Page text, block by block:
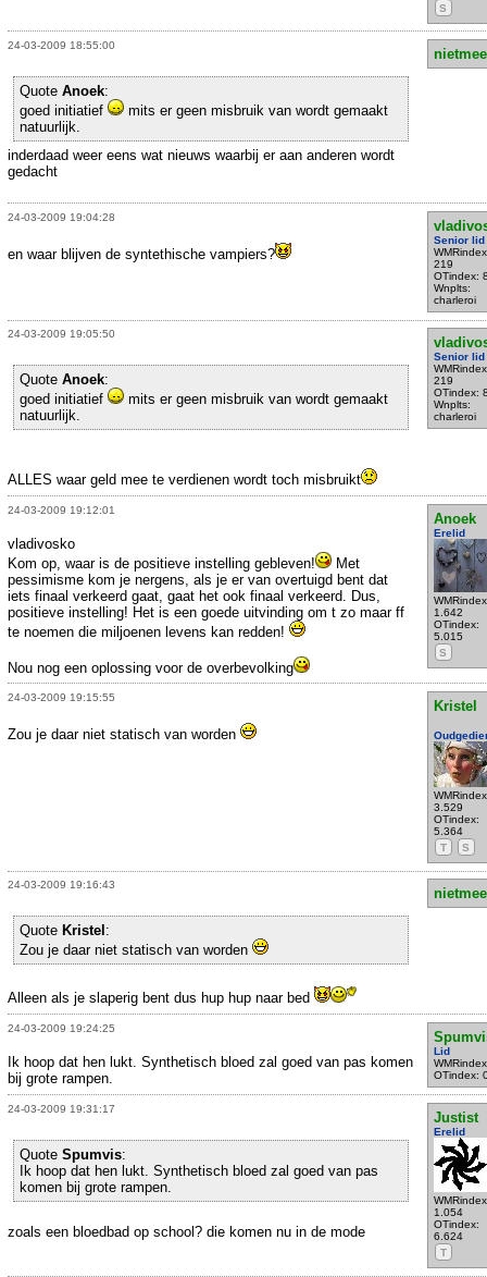
S
24-03-2009 18:55:00
Quote Anoek:
goed initiatief
mits er geen misbruik van wordt gemaakt
natuurlijk.
inderdaad weer eens wat nieuws waarbij er aan anderen wordt
gedacht
24-03-2009 19:04:28
Senior lid
219
OTindex:
Wnplts:
charleroi
en waar blijven de syntethische vampiers?
24-03-2009 19:05:50
Senior lid
219
OTindex:
Wnplts:
charleroi
Quote Anoek:
goed initiatief
mits er geen misbruik van wordt gemaakt
natuurlijk.
ALLES waar geld mee te verdienen wordt toch misbruikt
24-03-2009 19:12:01
Anoek
Erelid
1.642
OTindex:
5.015
S
vladivosko
Kom op, waar is de positieve instelling gebleven!
Met
pessimisme kom je nergens, als je er van overtuigd bent dat
iets finaal verkeerd gaat, gaat het ook finaal verkeerd. Dus,
positieve instelling! Het is een goede uitvinding om t zo maar ff
te noemen die miljoenen levens kan redden!
Nou nog een oplossing voor de overbevolking
24-03-2009 19:15:55
Kristel
3.529
OTindex:
5.364
T
S
Zou je daar niet statisch van worden
24-03-2009 19:16:43
Quote Kristel :
Zou je daar niet statisch van worden
Alleen als je slaperig bent dus hup hup naar bed
24-03-2009 19:24:25
Lid
OTindex:
Ik hoop dat hen lukt. Synthetisch bloed zal goed van pas komen
bij grote rampen.
24-03-2009 19:31:17
Justist
Erelid
1.054
OTindex:
6.624
T
Quote Spumvis:
Ik hoop dat hen lukt. Synthetisch bloed zal goed van pas
komen bij grote rampen.
zoals een bloedbad op school? die komen nu in de mode